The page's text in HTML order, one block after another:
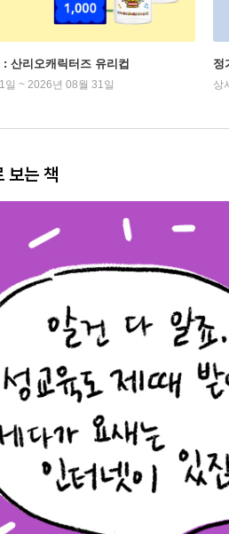
산리오캐릭터즈 유리컵
일 ~ 2026년 08월 31일
정
상
보는 책